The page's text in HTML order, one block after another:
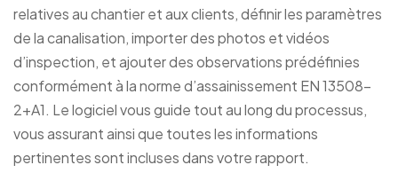
relatives au chantier et aux clients, définir les paramètres
de la canalisation, importer des photos et vidéos
d’inspection, et ajouter des observations prédéfinies
conformément à la norme d’assainissement EN 13508-
2+A1. Le logiciel vous guide tout au long du processus,
vous assurant ainsi que toutes les informations
pertinentes sont incluses dans votre rapport.